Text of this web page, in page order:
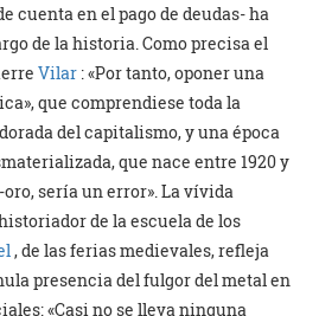
cuenta en el pago de deudas- ha
de la historia. Como precisa el
Vilar : «Por tanto, oponer una
que comprendiese toda la
del capitalismo, y una época
que nace entre 1920 y
sería un error». La vívida
de la escuela de los
, de las ferias medievales, refleja
presencia del fulgor del metal en
«Casi no se lleva ninguna